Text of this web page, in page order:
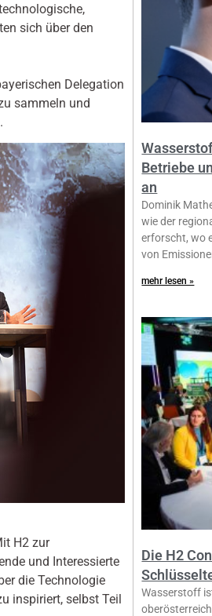
sich über den
Delegation
sammeln und
H2 zur
und Interessierte
die Technologie
inspiriert, selbst Teil
Betriebe
an
Dominik
wie der
erforscht, wo
von
mehr lesen »
Die H2
Wasserstoff